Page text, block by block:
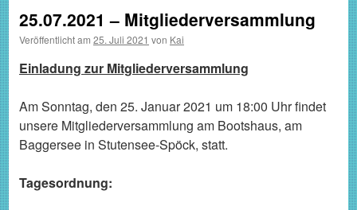
25.07.2021 – Mitgliederversammlung
Veröffentlicht am 25. Juli 2021 von Kai
Einladung zur Mitgliederversammlung
Am Sonntag, den 25. Januar 2021 um 18:00 Uhr findet
unsere Mitgliederversammlung am Bootshaus, am
Baggersee in Stutensee-Spöck, statt.
Tagesordnung: